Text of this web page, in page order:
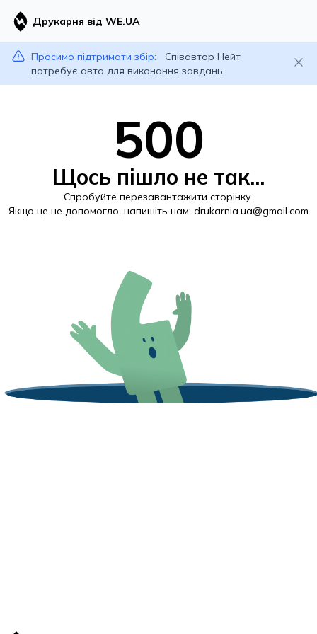
Друкарня від WE.UA
Просимо підтримати збір:
Співавтор Нейт
потребує авто для виконання завдань
500
Щось пішло не так...
Спробуйте перезавантажити сторінку.
Якщо це не допомогло, напишіть нам: drukarnia.ua@gmail.com